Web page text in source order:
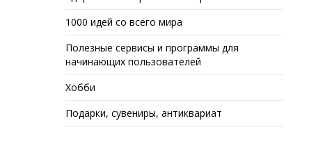
1000 идей со всего мира
Полезные сервисы и программы для
начинающих пользователей
Хобби
Подарки, сувениры, антиквариат